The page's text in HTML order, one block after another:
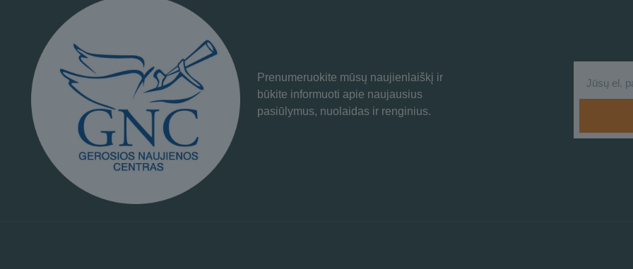
Prenumeruokite mūsų naujienlaiškį ir
būkite informuoti apie naujausius
pasiūlymus, nuolaidas ir renginius.